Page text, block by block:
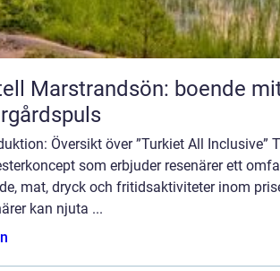
Marstrandsön: boende
Översikt över ”Turkiet All Inclusive”
som erbjuder resenärer ett
mat, dryck och fritidsaktiviteter inom
kan njuta ...